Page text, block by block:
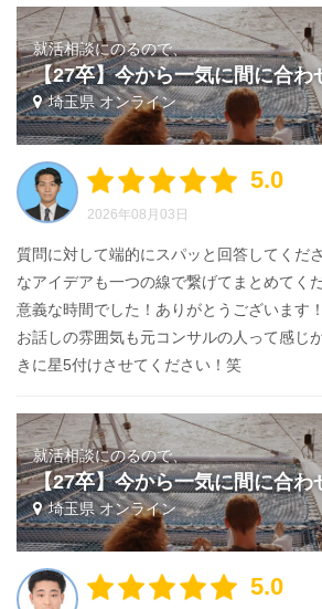
就活相談にのるので、
【27卒】今から一気に間に合わ
埼玉県 オンライン
5.0
2026年08月03日
質問に対して端的にスパッと回答してくだ
なアイデアも一つの線で繋げてまとめてく
意義な時間でした！ありがとうございます！
お話しの雰囲気も元コンサルの人って感じ
きに星5付けさせてください！笑
就活相談にのるので、
【27卒】今から一気に間に合わ
埼玉県 オンライン
5.0